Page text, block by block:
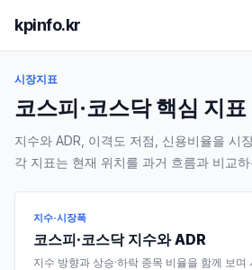
kpinfo.kr
시장지표
코스피·코스닥 핵심 지표
지수와 ADR, 이격도 저점, 신용비율을 시
각 지표는 현재 위치를 과거 흐름과 비교
지수·시장폭
코스피·코스닥 지수와 ADR
지수 방향과 상승·하락 종목 비율을 함께 보며